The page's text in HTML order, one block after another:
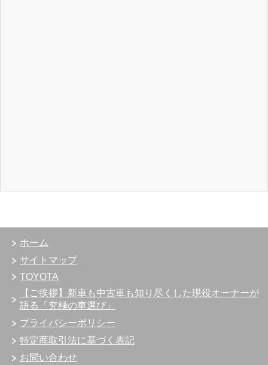
ホーム
サイトマップ
TOYOTA
【ご挨拶】新車も中古車も知り尽くした現役オーナーが
語る「究極の車選び」
プライバシーポリシー
特定商取引法に基づく表記
お問い合わせ